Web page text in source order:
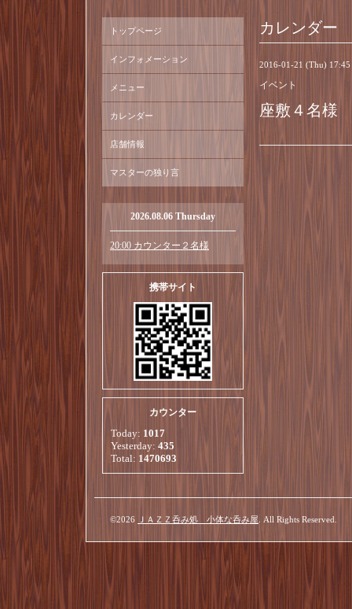
カレンダー
2016-01-21 (Thu) 17:45
イベント
座敷４名様
トップページ
インフォメーション
メニュー
カレンダー
店舗情報
マスターの独り言
2026.08.06 Thursday
20:00 カウンター２名様
携帯サイト
カウンター
Today: 1017
Yesterday: 435
Total: 1470693
©2026 ＪＡＺＺ呑み処 小体な呑み屋 . All Rights Reserved.